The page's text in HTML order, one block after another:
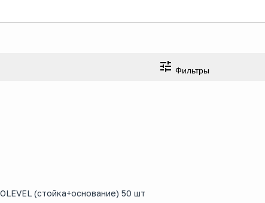
Фильтры
(стойка+основание) 50 шт